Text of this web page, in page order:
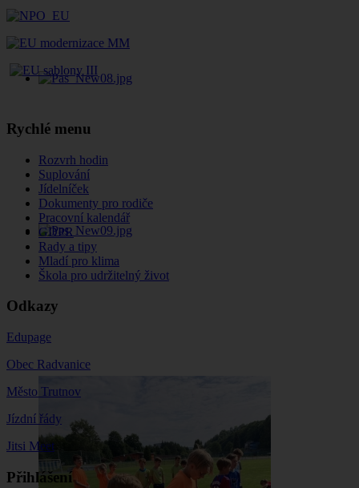
Rychlé menu
Rozvrh hodin
Suplování
Jídelníček
Dokumenty pro rodiče
Pracovní kalendář
GDPR
Rady a tipy
Mladí pro klima
Škola pro udržitelný život
Odkazy
Edupage
Obec Radvanice
Město Trutnov
Jízdní řády
Jitsi Meet
Přihlášení